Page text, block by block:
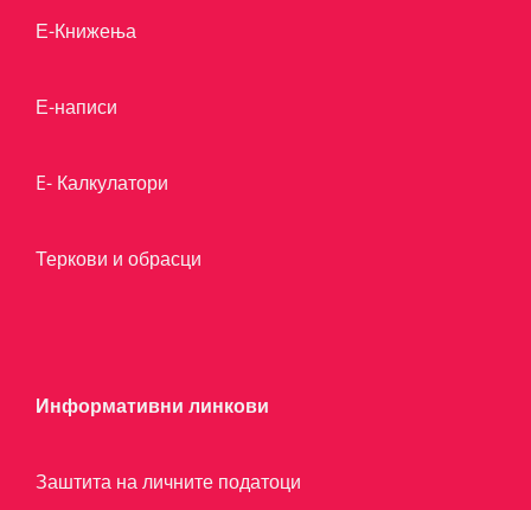
Е-Книжења
Е-написи
E- Калкулатори
Теркови и обрасци
Информативни линкови
Заштита на личните податоци